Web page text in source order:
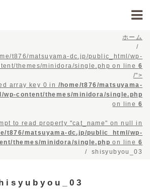
ホーム
t876/matsuyama-dc.jp/public_html/wp-
themes/minidora/single.php on line 6
/">
array key 0 in /home/t876/matsuyama-
wp-content/themes/minidora/single.php
on line 6
to read property "cat_name" on null in
t876/matsuyama-dc.jp/public_html/wp-
themes/minidora/single.php on line 6
shisyubyou_03